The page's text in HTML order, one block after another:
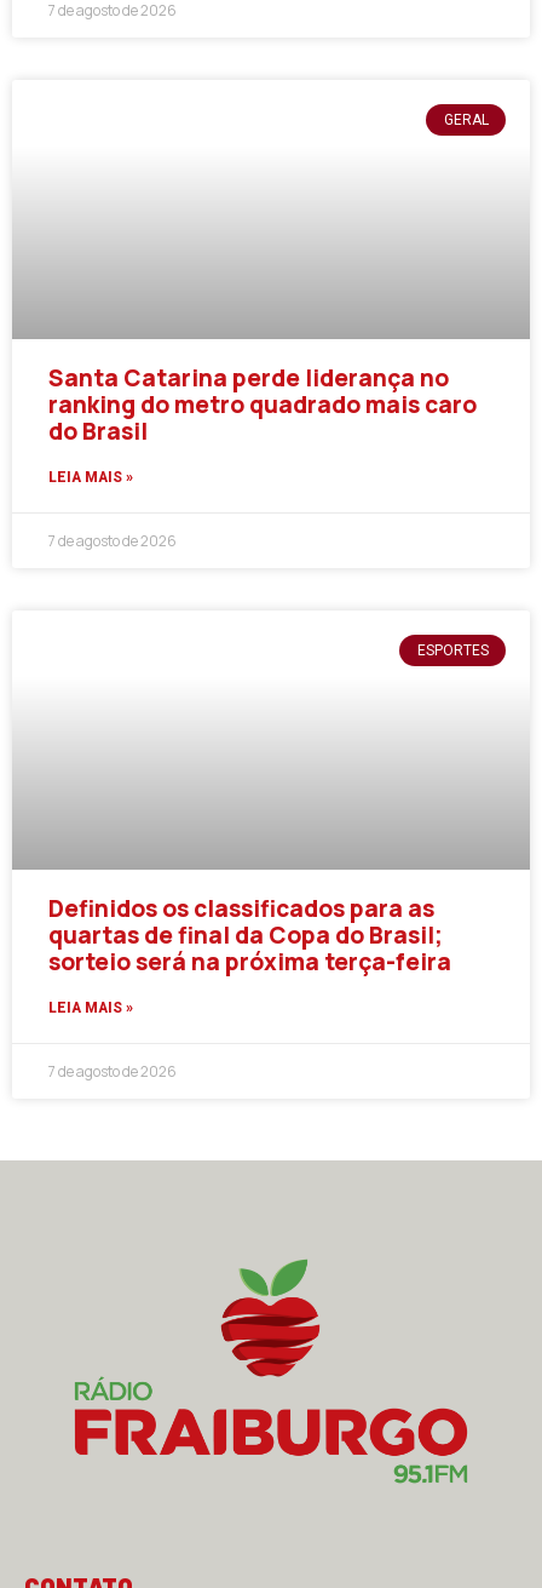
7 de agosto de 2026
GERAL
Santa Catarina perde liderança no
ranking do metro quadrado mais caro
do Brasil
LEIA MAIS »
7 de agosto de 2026
ESPORTES
Definidos os classificados para as
quartas de final da Copa do Brasil;
sorteio será na próxima terça-feira
LEIA MAIS »
7 de agosto de 2026